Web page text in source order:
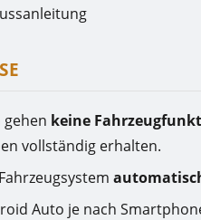
keine
vollständig erhalten.
Auto je nach